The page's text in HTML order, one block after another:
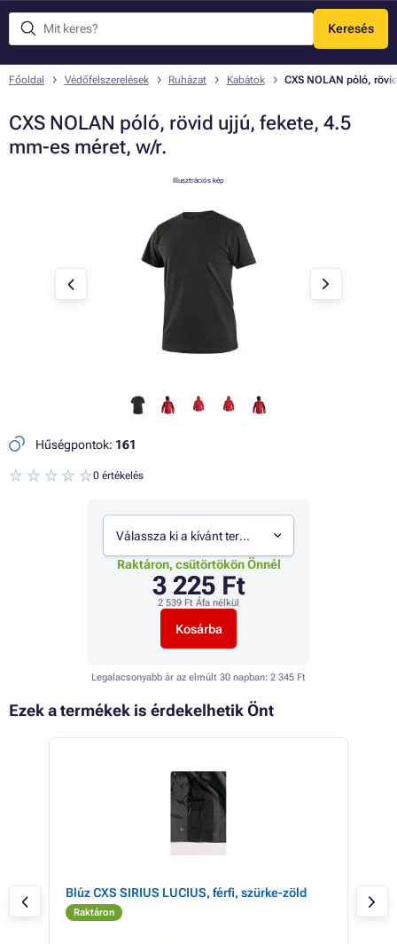
Keresés
Menü
Főoldal Védőfelszerelések Ruházat Kabátok CXS NOLAN póló,
CXS NOLAN póló, rövid ujjú, fekete, 4.5
mm-es méret, w/r.
Illusztrációs kép
Hűségpontok: 161
0 értékelés
Válassza ki a kívánt termékváltozatot
Raktáron, csütörtökön Önnél
3 225 Ft
2 539 Ft Áfa nélkül
Kosárba
Legalacsonyabb ár az elmúlt 30 napban: 2 345 Ft
Ezek a termékek is érdekelhetik Önt
Blúz CXS SIRIUS LUCIUS, férfi, szürke-zöld
Raktáron